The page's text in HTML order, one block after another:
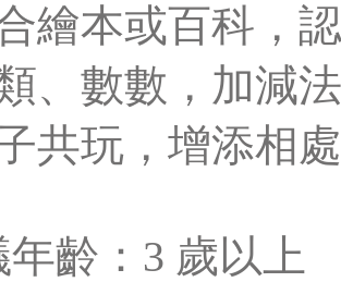
繪本或百科，
、數數，加減
共玩，增添相
年齡：3 歲以上